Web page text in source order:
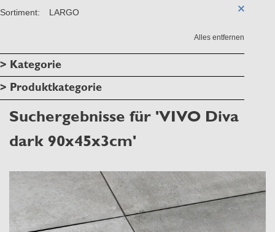
Sortiment: LARGO
Alles entfernen
> Kategorie
> Produktkategorie
Suchergebnisse für 'VIVO Diva
dark 90x45x3cm'